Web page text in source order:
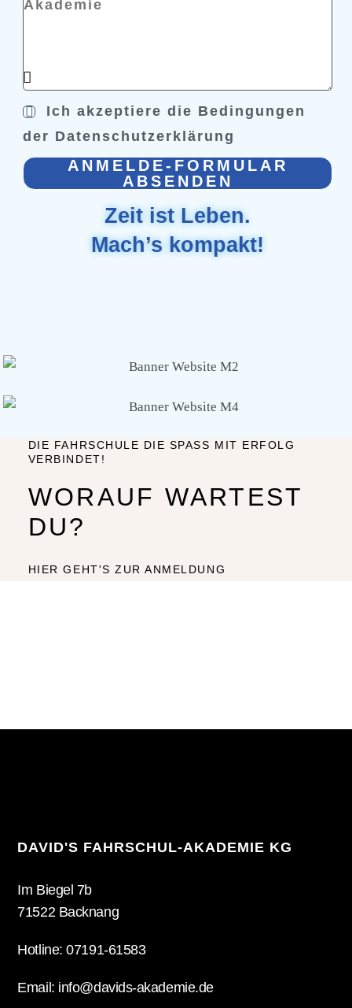
Ich akzeptiere die Bedingungen
der Datenschutzerklärung
ANMELDE-FORMULAR
ABSENDEN
Zeit ist Leben.
Mach’s kompakt!
DIE FAHRSCHULE DIE SPASS MIT ERFOLG
VERBINDET!
WORAUF WARTEST
DU?
HIER GEHT'S ZUR ANMELDUNG
DAVID'S FAHRSCHUL-AKADEMIE KG
Im Biegel 7b
71522 Backnang
Hotline: 07191-61583
Email: info@davids-akademie.de